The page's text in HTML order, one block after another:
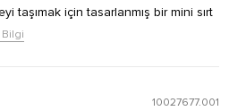
taşımak için tasarlanmış bir mini sırt
Bilgi
10027677.001